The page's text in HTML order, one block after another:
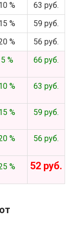
%
63 руб.
%
59 руб.
%
56 руб.
5 % 66 руб.
% 63 руб.
% 59 руб.
% 56 руб.
% 52 руб.